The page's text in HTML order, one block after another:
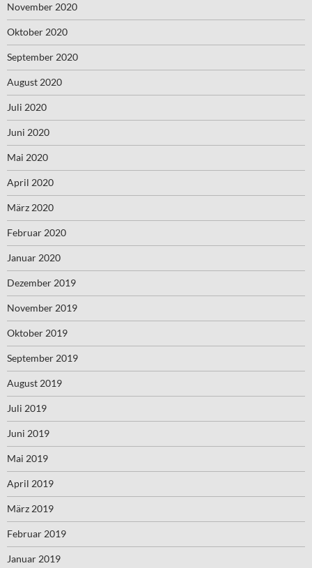
November 2020
Oktober 2020
September 2020
August 2020
Juli 2020
Juni 2020
Mai 2020
April 2020
März 2020
Februar 2020
Januar 2020
Dezember 2019
November 2019
Oktober 2019
September 2019
August 2019
Juli 2019
Juni 2019
Mai 2019
April 2019
März 2019
Februar 2019
Januar 2019